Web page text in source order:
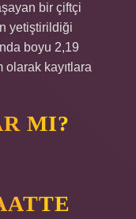
bir çiftçi
yetiştirildiği
boyu 2,19
kayıtlara
MI?